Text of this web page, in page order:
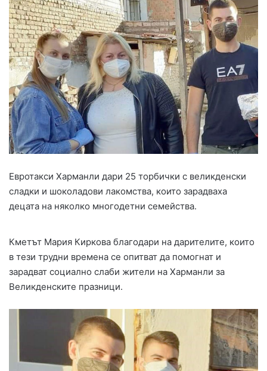
Евротакси Харманли дари 25 торбички с великденски
сладки и шоколадови лакомства, които зарадваха
децата на няколко многодетни семейства.
Кметът Мария Киркова благодари на дарителите, които
в тези трудни времена се опитват да помогнат и
зарадват социално слаби жители на Харманли за
Великденските празници.